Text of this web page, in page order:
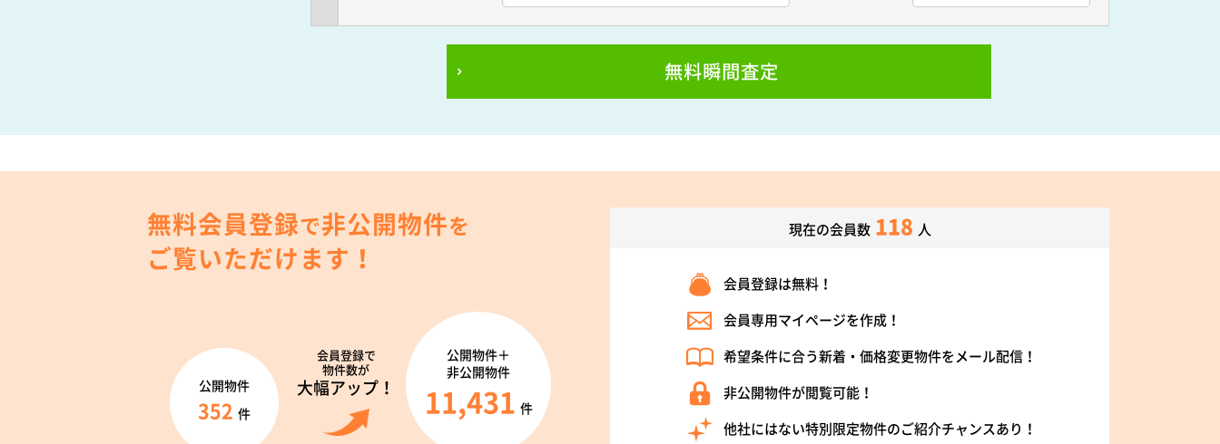
無料瞬間査定
無料会員登録で非公開物件を
ご覧いただけます！
会員登録で
物件数が
大幅アップ！
公開物件
352 件
公開物件＋
非公開物件
11,431 件
現在の会員数 118 人
会員登録は無料！
会員専用マイページを作成！
希望条件に合う新着・価格変更物件をメール配信！
非公開物件が閲覧可能！
他社にはない特別限定物件のご紹介チャンスあり！